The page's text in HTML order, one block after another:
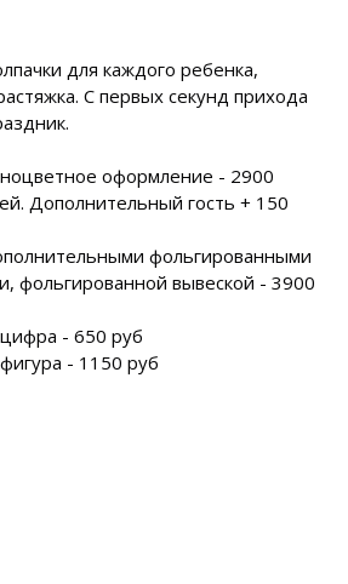
для каждого ребенка,
С первых секунд прихода
оформление - 2900
Дополнительный гость + 150
фольгированными
фольгированной вывеской - 3900
- 650 руб
- 1150 руб